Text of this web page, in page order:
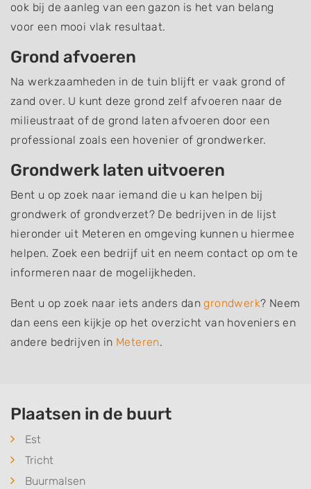
ook bij de aanleg van een gazon is het van belang
voor een mooi vlak resultaat.
Grond afvoeren
Na werkzaamheden in de tuin blijft er vaak grond of
zand over. U kunt deze grond zelf afvoeren naar de
milieustraat of de grond laten afvoeren door een
professional zoals een hovenier of grondwerker.
Grondwerk laten uitvoeren
Bent u op zoek naar iemand die u kan helpen bij
grondwerk of grondverzet? De bedrijven in de lijst
hieronder uit Meteren en omgeving kunnen u hiermee
helpen. Zoek een bedrijf uit en neem contact op om te
informeren naar de mogelijkheden.
Bent u op zoek naar iets anders dangrondwerk? Neem
dan eens een kijkje op het overzicht van hoveniers en
andere bedrijven in Meteren.
Plaatsen in de buurt
Est
Tricht
Buurmalsen